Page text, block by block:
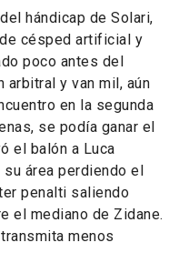
hándicap de Solari,
césped artificial y
poco antes del
arbitral y van mil, aún
en la segunda
se podía ganar el
el balón a Luca
área perdiendo el
penalti saliendo
el mediano de Zidane.
menos